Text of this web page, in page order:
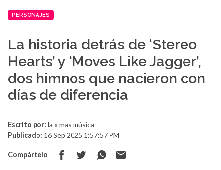
PERSONAJES
La historia detrás de ‘Stereo
Hearts’ y ‘Moves Like Jagger’,
dos himnos que nacieron con
días de diferencia
Escrito por: la x mas música
Publicado: 16 Sep 2025 1:57:57 PM
Compártelo